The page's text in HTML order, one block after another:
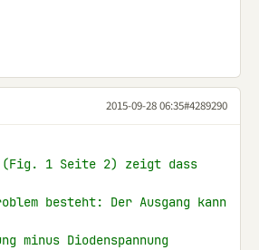
2015-09-28 06:35#4289290
(Fig. 1 Seite 2) zeigt dass
besteht: Der Ausgang kann
minus Diodenspannung